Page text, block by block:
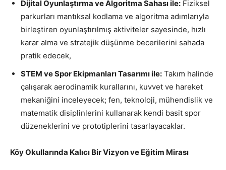
Dijital Oyunlaştırma ve Algoritma Sahası ile: Fiziksel
parkurları mantıksal kodlama ve algoritma adımlarıyla
birleştiren oyunlaştırılmış aktiviteler sayesinde, hızlı
karar alma ve stratejik düşünme becerilerini sahada
pratik edecek,
STEM ve Spor Ekipmanları Tasarımı ile: Takım halinde
çalışarak aerodinamik kurallarını, kuvvet ve hareket
mekaniğini inceleyecek; fen, teknoloji, mühendislik ve
matematik disiplinlerini kullanarak kendi basit spor
düzeneklerini ve prototiplerini tasarlayacaklar.
Köy Okullarında Kalıcı Bir Vizyon ve Eğitim Mirası